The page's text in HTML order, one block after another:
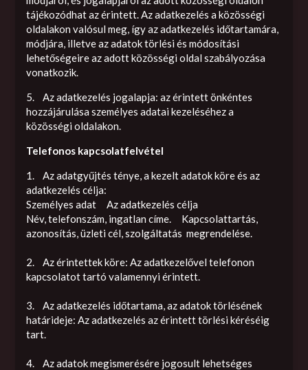
tájékozódhat az érintett. Az adatkezelés a közösségi
oldalakon valósul meg, így az adatkezelés időtartamára,
módjára, illetve az adatok törlési és módosítási
lehetőségeire az adott közösségi oldal szabályozása
vonatkozik.
5. Az adatkezelés jogalapja: az érintett önkéntes
hozzájárulása személyes adatai kezeléséhez a
közösségi oldalakon.
Telefonos kapcsolatfelvétel
1. Az adatgyűjtés ténye, a kezelt adatok köre és az
adatkezelés célja:
Személyes adat Az adatkezelés célja
Név, telefonszám, ingatlan címe. Kapcsolattartás,
azonosítás, üzleti cél, szolgáltatás megrendelése.
2. Az érintettek köre: Az adatkezelővel telefonon
kapcsolatot tartó valamennyi érintett.
3. Az adatkezelés időtartama, az adatok törlésének
határideje: Az adatkezelés az érintett törlési kéréséig
tart.
4. Az adatok megismerésére jogosult lehetséges